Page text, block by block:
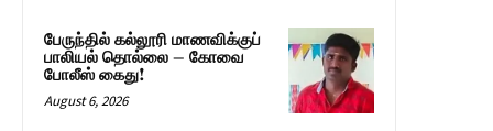
பேருந்தில் கல்லூரி மாணவிக்குப்
பாலியல் தொல்லை – கோவை
போலீஸ் கைது!
August 6, 2026